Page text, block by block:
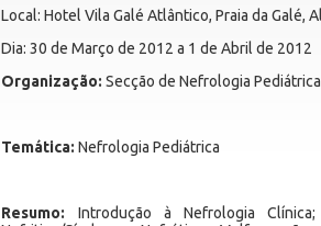
Local: Hotel Vila Galé Atlântico, Praia da Galé,
Dia: 30 de Março de 2012 a 1 de Abril de 2012
Organização: Secção de Nefrologia Pediátrica
Temática: Nefrologia Pediátrica
Resumo: Introdução à Nefrologia